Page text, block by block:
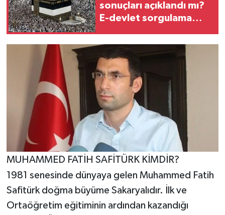
sonuçları açıklandı mı?
E-devlet sorgulama
isim listesi
MUHAMMED FATİH SAFİTÜRK KİMDİR?
1981 senesinde dünyaya gelen Muhammed Fatih
Safitürk doğma büyüme Sakaryalıdır. İlk ve
Ortaöğretim eğitiminin ardından kazandığı